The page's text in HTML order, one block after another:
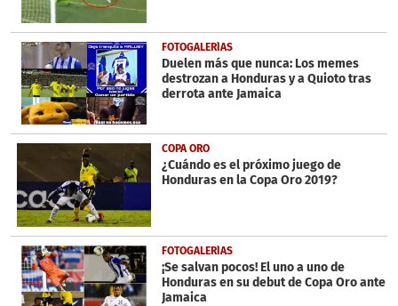
FOTOGALERÍAS
Duelen más que nunca: Los memes
destrozan a Honduras y a Quioto tras
derrota ante Jamaica
COPA ORO
¿Cuándo es el próximo juego de
Honduras en la Copa Oro 2019?
FOTOGALERÍAS
¡Se salvan pocos! El uno a uno de
Honduras en su debut de Copa Oro ante
Jamaica